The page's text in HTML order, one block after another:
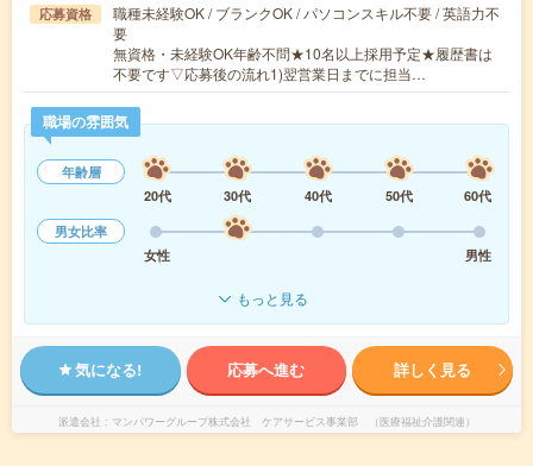
応募資格
職種未経験OK / ブランクOK / パソコンスキル不要 / 英語力不
要
無資格・未経験OK年齢不問★10名以上採用予定★履歴書は
不要です▽応募後の流れ1)翌営業日までに担当…
職場の雰囲気
年齢層
20代
30代 40代 50代
60代
男女比率
女性
男性
もっと見る
気になる! 応募へ進む 詳しく見る
派遣会社 マンパワーグループ株式会社 ケアサービス事業部 （医療福祉介護関連）